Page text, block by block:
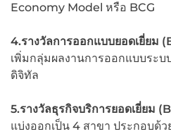
Economy Model หรือ BCG
4.รางวัลการออกแบบยอดเยี่ยม
เพิ่มกลุ่มผลงานการออกแบบระ
ดิจิทัล
5.รางวัลธุรกิจบริการยอดเยี่ยม
แบ่งออกเป็น 4 สาขา ประกอบด้ว